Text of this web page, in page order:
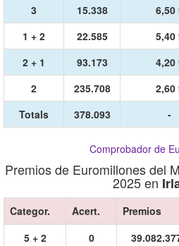
3
15.338 6,50
1 + 2
22.585 5,40
2 + 1
93.173 4,20
2
235.708 2,60
Totals
378.093 -
Comprobador de
Premios de Euromillones del
2025 en
Categor. Acert. Premios
5 + 2
0